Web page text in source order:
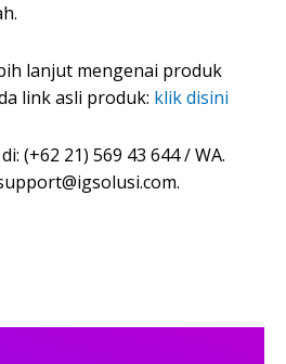
lanjut mengenai produk
link asli produk: klik disini
(+62 21) 569 43 644 / WA.
.